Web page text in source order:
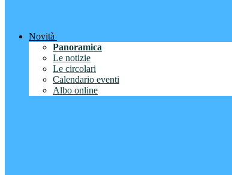
Novità
Panoramica
Le notizie
Le circolari
Calendario eventi
Albo online